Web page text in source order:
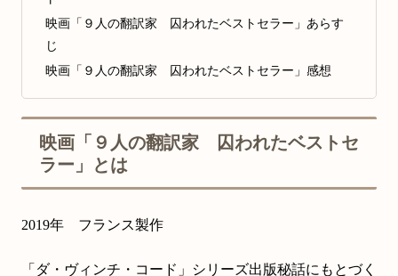
映画「９人の翻訳家 囚われたベストセラー」あらす
じ
映画「９人の翻訳家 囚われたベストセラー」感想
映画「９人の翻訳家 囚われたベストセ
ラー」とは
2019年 フランス製作
「ダ・ヴィンチ・コード」シリーズ出版秘話にもとづく